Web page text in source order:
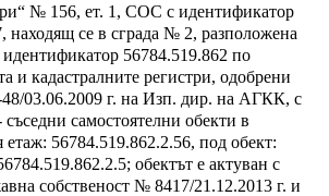
№ 156, ет. 1, СОС с идентификатор
находящ се в сграда № 2, разположена
56784.519.862 по
и кадастралните регистри, одобрени
48/03.06.2009 г. на Изп. дир. на АГКК, с
самостоятелни обекти в
етаж: 56784.519.862.2.56, под обект:
; обектът е актуван с
собственост № 8417/21.12.2013 г. и